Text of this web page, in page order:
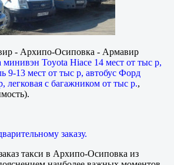
- Архипо-Осиповка - Армавир
минивэн Toyota Hiace 14 мест от тыс р,
9-13 мест от тыс р, автобус Форд
легковая с багажником от тыс р.,
заказу.
такси в Архипо-Осиповка из